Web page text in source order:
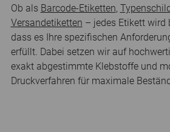
Ob als Barcode-Etiketten,
Versandetiketten – jedes Etikett wird
dass es Ihre spezifischen
erfüllt. Dabei setzen wir auf
exakt abgestimmte Klebstoffe und
Druckverfahren für maximale